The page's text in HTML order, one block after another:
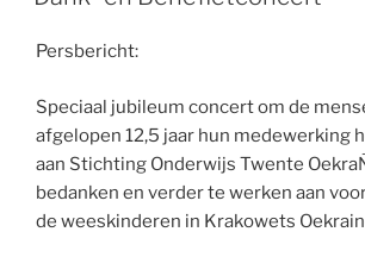
Persbericht:
Speciaal jubileum concert om de
afgelopen 12,5 jaar hun medewerking
aan Stichting Onderwijs Twente
bedanken en verder te werken aan
de weeskinderen in Krakowets